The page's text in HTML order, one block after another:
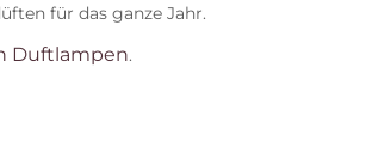
für das ganze Jahr.
Duftlampen.